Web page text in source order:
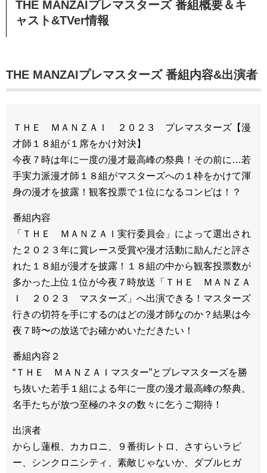
THE MANZAIプレマスターズ 番組概要＆キ
ャスト&TVer情報
THE MANZAIプレマスターズ 番組内容&出演者
ＴＨＥ ＭＡＮＺＡＩ ２０２３ プレマスターズ【漫
才師１８組が１席をかけ対決】
今夜７時は年に一度の漫才最高峰の祭典！その前に…若
手実力派漫才師１８組がマスターズへの１枠をかけて渾
身の漫才を披露！観客投票で１位になるコンビは！？
番組内容
「ＴＨＥ ＭＡＮＺＡＩ実行委員会」によって選出され
た２０２３年に賞レース受賞や漫才活動に励んだと評さ
れた１８組が漫才を披露！１８組の中から観客投票数が
多かった上位１位が今夜７時放送「ＴＨＥ ＭＡＮＺＡ
Ｉ ２０２３ マスターズ」へ出演できる！マスターズ
行きの切符を手にするのはどの漫才師なのか？結果は今
夜７時〜の放送でお確かめいただきたい！
番組内容２
“ＴＨＥ ＭＡＮＺＡＩマスター”とプレマスターズを勝
ち抜いた若手１組による年に一度の漫才最高峰の祭典。
名手たちが放つ至極のネタの数々に乞うご期待！
出演者
からし蓮根、カカロニ、９番街レトロ、さすらいラビ
ー、シンクロニシティ、素敵じゃないか、ダブルヒガ